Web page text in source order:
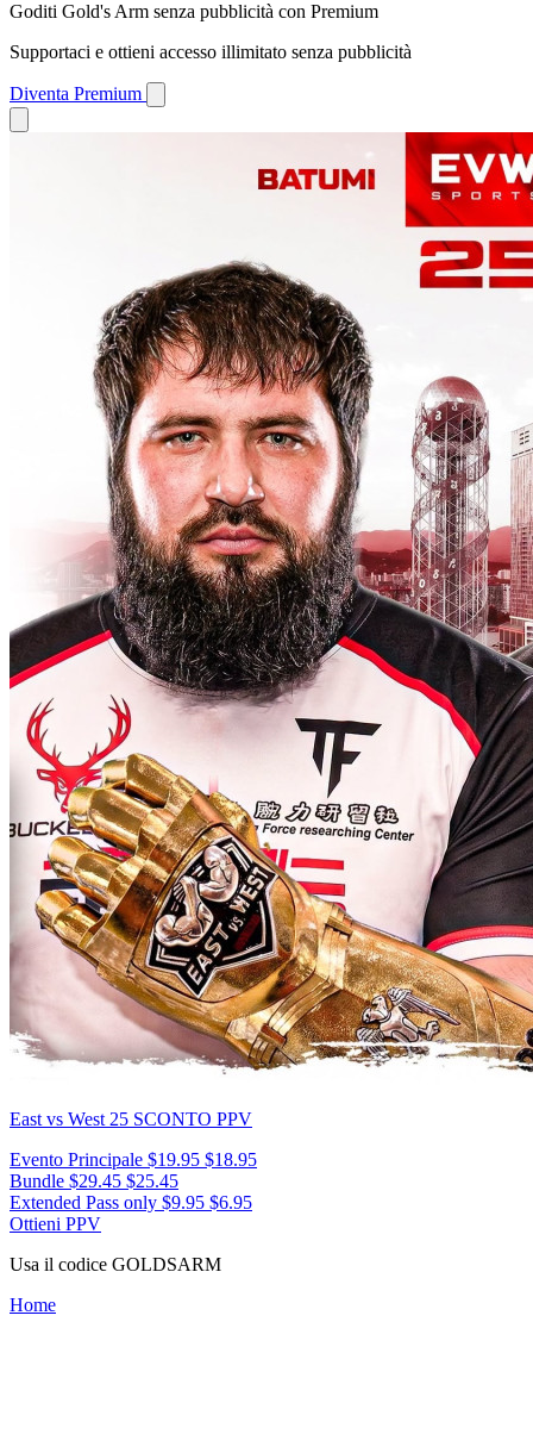
Goditi Gold's Arm senza pubblicità con Premium
Supportaci e ottieni accesso illimitato senza pubblicità
Diventa Premium
East vs West 25 SCONTO PPV
Evento Principale $19.95 $18.95
Bundle $29.45 $25.45
Extended Pass only $9.95 $6.95
Ottieni PPV
Usa il codice GOLDSARM
Home